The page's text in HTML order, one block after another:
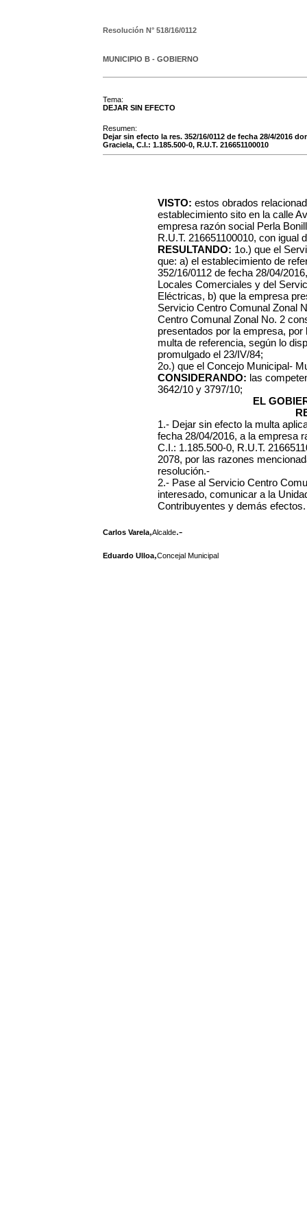
Resolución N° 518/16/0112
MUNICIPIO B - GOBIERNO
Tema:
DEJAR SIN EFECTO
Resumen:
Dejar sin efecto la res. 352/16/0112 de fecha 28/4/2016
Graciela, C.I.: 1.185.500-0, R.U.T. 216651100010
VISTO: estos obrados
establecimiento sito en la calle
empresa razón social Perla
R.U.T. 216651100010, con igual
RESULTANDO: 1o.) que el
que: a) el establecimiento de
352/16/0112 de fecha 28/04/
Locales Comerciales y del
Eléctricas, b) que la empresa
Servicio Centro Comunal Zonal
Centro Comunal Zonal No. 2
presentados por la empresa,
multa de referencia, según lo
promulgado el 23/IV/84;
2o.) que el Concejo Municipal-
CONSIDERANDO: las
3642/10 y 3797/10;
EL
1.- Dejar sin efecto la multa
fecha 28/04/2016, a la empresa
C.I.: 1.185.500-0, R.U.T.
2078, por las razones
resolución.-
2.- Pase al Servicio Centro
interesado, comunicar a la
Contribuyentes y demás efectos.
Carlos Varela,Alcalde.-
Eduardo Ulloa,Concejal Municipal